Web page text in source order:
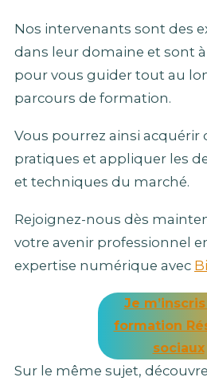
Nos intervenants sont des
dans leur domaine et sont
pour vous guider tout au
parcours de formation.
Vous pourrez ainsi acquérir
pratiques et appliquer les
et techniques du marché.
Rejoignez-nous dès
votre avenir professionnel
expertise numérique avec
Je
formation
sociaux
Sur le même sujet,